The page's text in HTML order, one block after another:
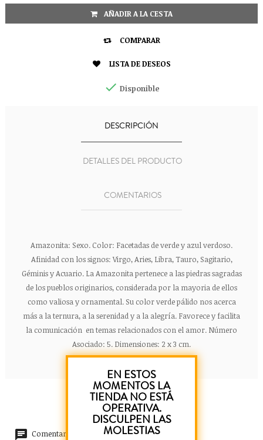
AÑADIR A LA CESTA
 COMPARAR
 LISTA DE DESEOS
 Disponible
DESCRIPCIÓN
DETALLES DEL PRODUCTO
COMENTARIOS
Amazonita: Sexo. Color: Facetadas de verde y azul verdoso.
Afinidad con los signos: Virgo, Aries, Libra, Tauro, Sagitario,
Géminis y Acuario. La Amazonita pertenece a las piedras sagradas
de los pueblos originarios, considerada por la mayoria de ellos
como valiosa y ornamental. Su color verde pálido nos acerca
más a la ternura, a la serenidad y a la alegría. Favorece y facilita
la comunicación en temas relacionados con el amor. Número
Asociado: 5. Dimensiones: 2 x 3 cm.
Comentarios (0)
EN ESTOS
MOMENTOS LA
TIENDA NO ESTÁ
OPERATIVA.
DISCULPEN LAS
MOLESTIAS